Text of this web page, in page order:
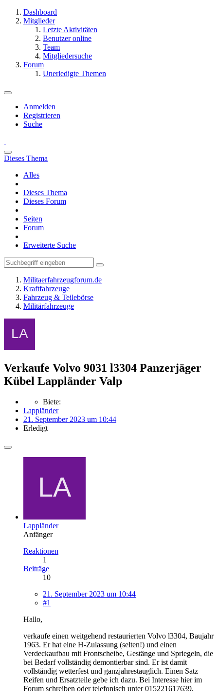
Dashboard
Mitglieder
Letzte Aktivitäten
Benutzer online
Team
Mitgliedersuche
Forum
Unerledigte Themen
Anmelden
Registrieren
Suche
Dieses Thema
Alles
Dieses Thema
Dieses Forum
Seiten
Forum
Erweiterte Suche
Militaerfahrzeugforum.de
Kraftfahrzeuge
Fahrzeug & Teilebörse
Militärfahrzeuge
Verkaufe Volvo 9031 l3304 Panzerjäger
Kübel Lappländer Valp
Biete:
Lappländer
21. September 2023 um 10:44
Erledigt
Lappländer
Anfänger
Reaktionen
1
Beiträge
10
21. September 2023 um 10:44
#1
Hallo,
verkaufe einen weitgehend restaurierten Volvo l3304, Baujahr
1963. Er hat eine H-Zulassung (selten!) und einen
Verdeckaufbau mit Frontscheibe, Gestänge und Spriegeln, die
bei Bedarf vollständig demontierbar sind. Er ist damit
vollständig wetterfest und ganzjahrestauglich. Einen Satz
Reifen und Ersatzteile gebe ich dazu. Bei Interesse hier im
Forum schreiben oder telefonisch unter 015221617639.